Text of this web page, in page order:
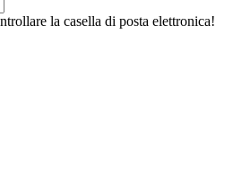
la casella di posta elettronica!